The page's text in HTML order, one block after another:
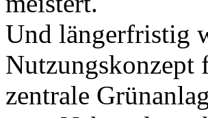
Und längerfristig
Nutzungskonzept
zentrale